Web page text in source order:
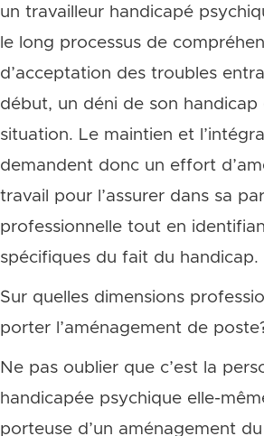
un travailleur handicapé
le long processus de
d’acceptation des troubles
début, un déni de son handicap
situation. Le maintien et
demandent donc un effort
travail pour l’assurer dans sa
professionnelle tout en
spécifiques du fait du handicap.
Sur quelles dimensions
porter l’aménagement de
Ne pas oublier que c’est la
handicapée psychique elle-
porteuse d’un aménagement